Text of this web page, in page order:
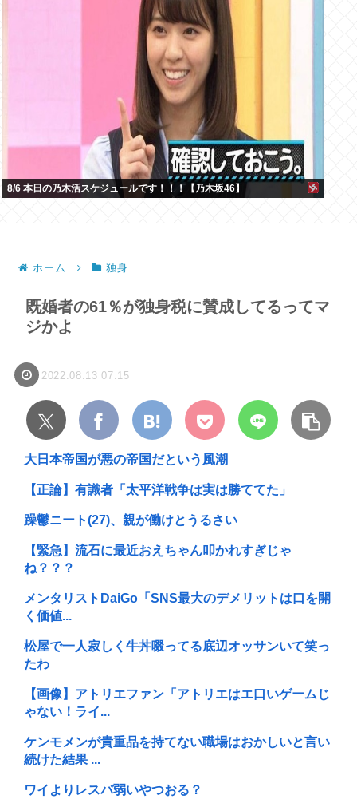
8/6 本日の乃木活スケジュールです！！！【乃木坂46】
ホーム 独身
既婚者の61％が独身税に賛成してるってマ
ジかよ
2022.08.13 07:15
大日本帝国が悪の帝国だという風潮
【正論】有識者「太平洋戦争は実は勝ててた」
躁鬱ニート(27)、親が働けとうるさい
【緊急】流石に最近おえちゃん叩かれすぎじゃ
ね？？？
メンタリストDaiGo「SNS最大のデメリットは口を開
く価値...
松屋で一人寂しく牛丼啜ってる底辺オッサンいて笑っ
たわ
【画像】アトリエファン「アトリエはエ口いゲームじ
ゃない！ライ...
ケンモメンが貴重品を持てない職場はおかしいと言い
続けた結果 ...
ワイよりレスバ弱いやつおる？